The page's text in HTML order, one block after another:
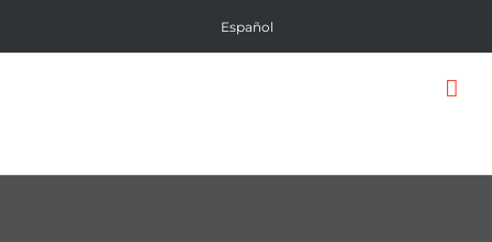
Español